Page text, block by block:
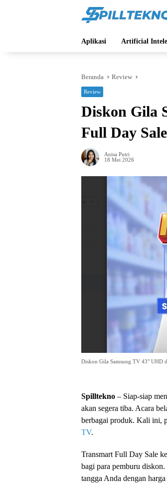
Aplikasi Artificial
Beranda Review
Review
Diskon Gila
Full Day Sale
Anisa Putri
18 Mei 2026
Diskon Gila Samsung TV 43" UHD
Spilltekno – Siap-siap
akan segera tiba. Acara
berbagai produk. Kali ini,
TV.
Transmart Full Day Sale
bagi para pemburu
tangga Anda dengan